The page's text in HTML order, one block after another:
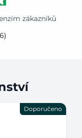
zákazníků
Doporučeno